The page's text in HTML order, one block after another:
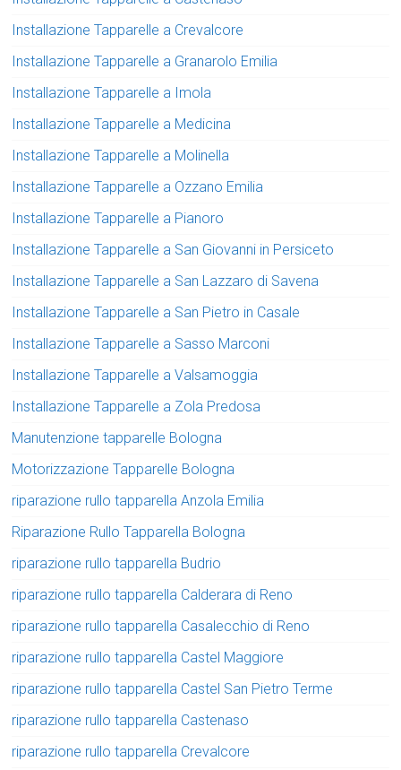
Installazione Tapparelle a Crevalcore
Installazione Tapparelle a Granarolo Emilia
Installazione Tapparelle a Imola
Installazione Tapparelle a Medicina
Installazione Tapparelle a Molinella
Installazione Tapparelle a Ozzano Emilia
Installazione Tapparelle a Pianoro
Installazione Tapparelle a San Giovanni in Persiceto
Installazione Tapparelle a San Lazzaro di Savena
Installazione Tapparelle a San Pietro in Casale
Installazione Tapparelle a Sasso Marconi
Installazione Tapparelle a Valsamoggia
Installazione Tapparelle a Zola Predosa
Manutenzione tapparelle Bologna
Motorizzazione Tapparelle Bologna
riparazione rullo tapparella Anzola Emilia
Riparazione Rullo Tapparella Bologna
riparazione rullo tapparella Budrio
riparazione rullo tapparella Calderara di Reno
riparazione rullo tapparella Casalecchio di Reno
riparazione rullo tapparella Castel Maggiore
riparazione rullo tapparella Castel San Pietro Terme
riparazione rullo tapparella Castenaso
riparazione rullo tapparella Crevalcore